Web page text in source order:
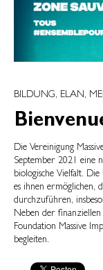
BILDUNG, ELAN,
Die Vereinigung
September 2021 eine
biologische Vielfalt.
es ihnen ermöglichen,
durchzuführen,
Neben der
Foundation Massive
begleiten.